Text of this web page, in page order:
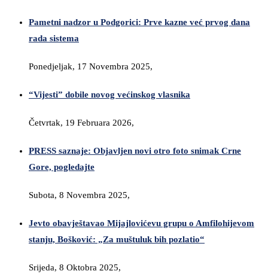
Pametni nadzor u Podgorici: Prve kazne već prvog dana
rada sistema
Ponedjeljak, 17 Novembra 2025,
“Vijesti” dobile novog većinskog vlasnika
Četvrtak, 19 Februara 2026,
PRESS saznaje: Objavljen novi otro foto snimak Crne
Gore, pogledajte
Subota, 8 Novembra 2025,
Jevto obavještavao Mijajlovićevu grupu o Amfilohijevom
stanju, Bošković: „Za muštuluk bih pozlatio“
Srijeda, 8 Oktobra 2025,